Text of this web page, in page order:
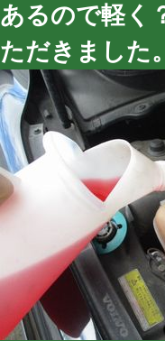
あるので軽く
ただきました